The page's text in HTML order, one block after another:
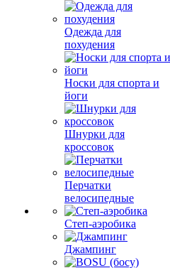
Одежда для
похудения
Носки для спорта и
йоги
Шнурки для
кроссовок
Перчатки
велосипедные
Степ-аэробика
Джампинг